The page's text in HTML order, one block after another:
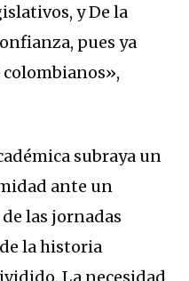
y De la
pues ya
subraya un
ante un
las jornadas
la historia
La necesidad